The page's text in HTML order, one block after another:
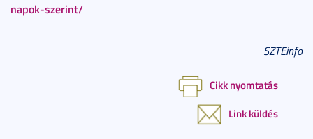
napok-szerint/
SZTEinfo
Cikk nyomtatás
Link küldés